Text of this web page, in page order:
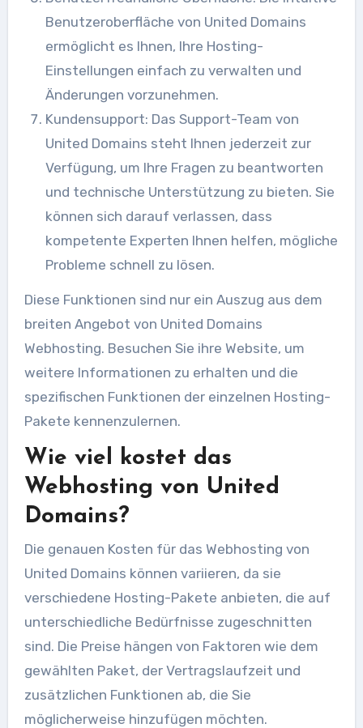
Benutzeroberfläche von United Domains
ermöglicht es Ihnen, Ihre Hosting-
Einstellungen einfach zu verwalten und
Änderungen vorzunehmen.
Kundensupport: Das Support-Team von
United Domains steht Ihnen jederzeit zur
Verfügung, um Ihre Fragen zu beantworten
und technische Unterstützung zu bieten. Sie
können sich darauf verlassen, dass
kompetente Experten Ihnen helfen, mögliche
Probleme schnell zu lösen.
Diese Funktionen sind nur ein Auszug aus dem
breiten Angebot von United Domains
Webhosting. Besuchen Sie ihre Website, um
weitere Informationen zu erhalten und die
spezifischen Funktionen der einzelnen Hosting-
Pakete kennenzulernen.
Wie viel kostet das
Webhosting von United
Domains?
Die genauen Kosten für das Webhosting von
United Domains können variieren, da sie
verschiedene Hosting-Pakete anbieten, die auf
unterschiedliche Bedürfnisse zugeschnitten
sind. Die Preise hängen von Faktoren wie dem
gewählten Paket, der Vertragslaufzeit und
zusätzlichen Funktionen ab, die Sie
möglicherweise hinzufügen möchten.